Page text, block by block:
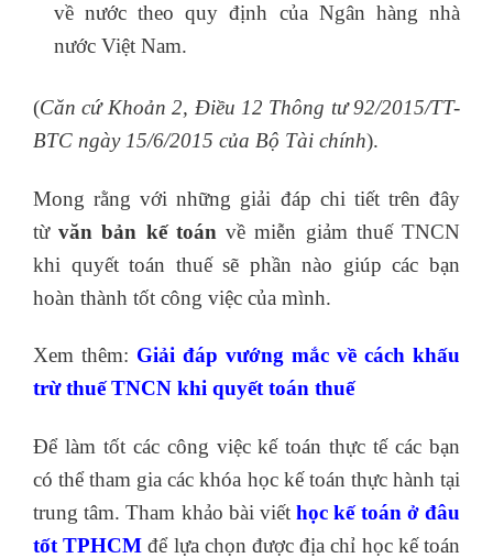
về nước theo quy định của Ngân hàng nhà
nước Việt Nam.
(Căn cứ Khoản 2, Điều 12 Thông tư 92/2015/TT-
BTC ngày 15/6/2015 của Bộ Tài chính).
Mong rằng với những giải đáp chi tiết trên đây
từvăn bản kế toán về miễn giảm thuế TNCN
khi quyết toán thuế sẽ phần nào giúp các bạn
hoàn thành tốt công việc của mình.
Xem thêm: Giải đáp vướng mắc về cách khấu
trừ thuế TNCN khi quyết toán thuế
Để làm tốt các công việc kế toán thực tế các bạn
có thể tham gia các khóa học kế toán thực hành tại
trung tâm. Tham khảo bài viếthọc kế toán ở đâu
tốt TPHCM để lựa chọn được địa chỉ học kế toán